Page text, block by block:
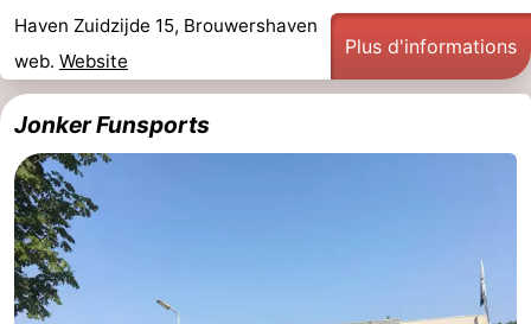
Haven Zuidzijde 15, Brouwershaven
web. Website
Plus d'informations
Jonker Funsports